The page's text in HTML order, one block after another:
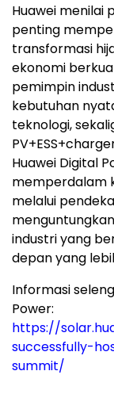
Huawei menilai
penting
transformasi
ekonomi
pemimpin
kebutuhan
teknologi,
Huawei Digital
memperdalam
melalui
industri yang
depan yang
Informasi
Power:
https://
successfully-
summit/